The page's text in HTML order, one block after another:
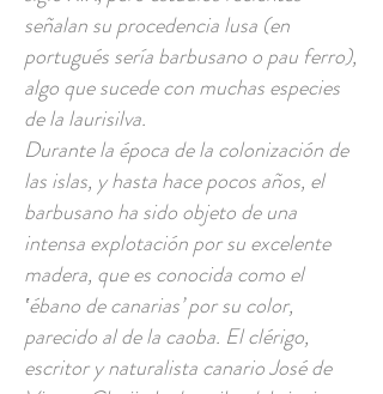
señalan su procedencia lusa (en
portugués sería barbusano o pau ferro),
algo que sucede con muchas especies
de la laurisilva.
Durante la época de la colonización de
las islas, y hasta hace pocos años, el
barbusano ha sido objeto de una
intensa explotación por su excelente
madera, que es conocida como el
‛ébano de canarias’ por su color,
parecido al de la caoba. El clérigo,
escritor y naturalista canario José de